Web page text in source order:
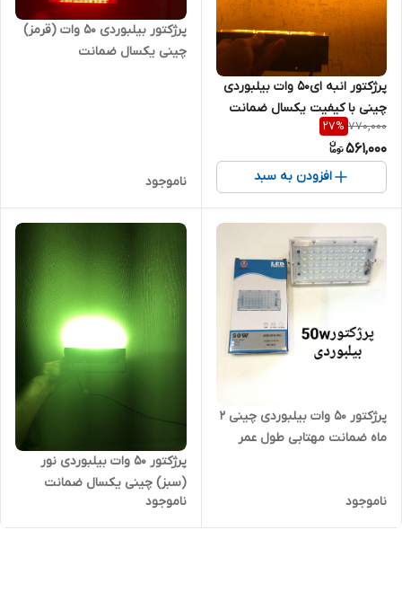
پرژکتور انبه ای۵۰ وات بیلبوردی
چینی با کیفیت یکسال ضمانت
770,000
27%
561,000
افزودن به سبد
پرژکتور بیلبوردی ۵۰ وات (قرمز)
چینی یکسال ضمانت
ناموجود
پرژکتور ۵۰ وات بیلبوردی چینی ۲
ماه ضمانت مهتابی طول عمر
ناموجود
پرژکتور ۵۰ وات بیلبوردی نور
(سبز) چینی یکسال ضمانت
ناموجود